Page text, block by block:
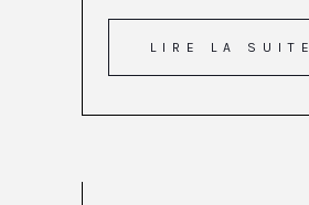
LIRE LA SUITE